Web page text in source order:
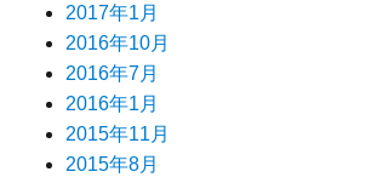
2017年1月
2016年10月
2016年7月
2016年1月
2015年11月
2015年8月